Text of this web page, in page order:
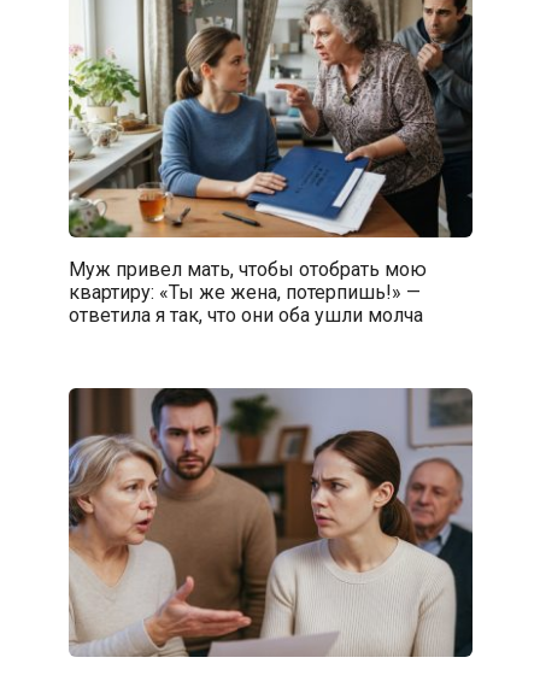
Муж привел мать, чтобы отобрать мою
квартиру: «Ты же жена, потерпишь!» —
ответила я так, что они оба ушли молча